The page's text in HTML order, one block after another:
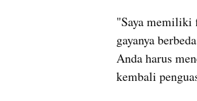
"Saya memiliki
gayanya
Anda harus
kembali